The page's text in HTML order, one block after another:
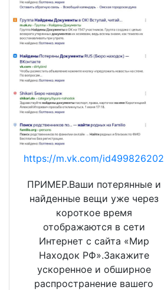
https://m.vk.com/id499826202
ПРИМЕР.Ваши потерянные и
найденные вещи уже через
короткое время
отображаются в сети
Интернет с сайта «Мир
Находок РФ».Закажите
ускоренное и обширное
распространение вашего